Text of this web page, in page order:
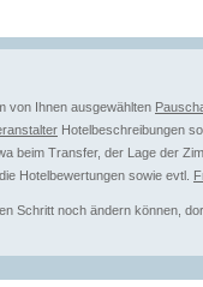
von Ihnen ausgewählten
Hotelbeschreibungen
beim Transfer, der Lage der
Hotelbewertungen sowie evtl.
Schritt noch ändern können,